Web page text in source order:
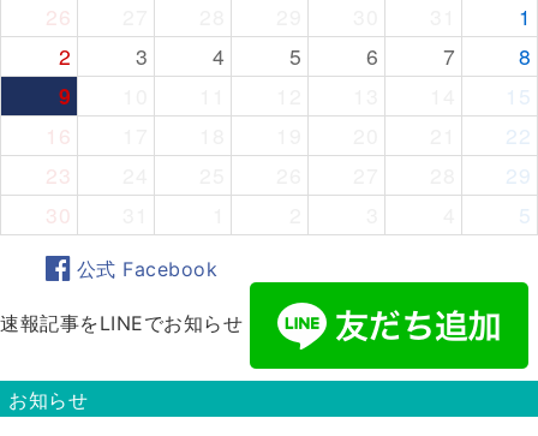
26
1
2
3 4 5 6 7
8
9
15
16
22
23
29
30
5
公式 Facebook
速報記事をLINEでお知らせ
お知らせ